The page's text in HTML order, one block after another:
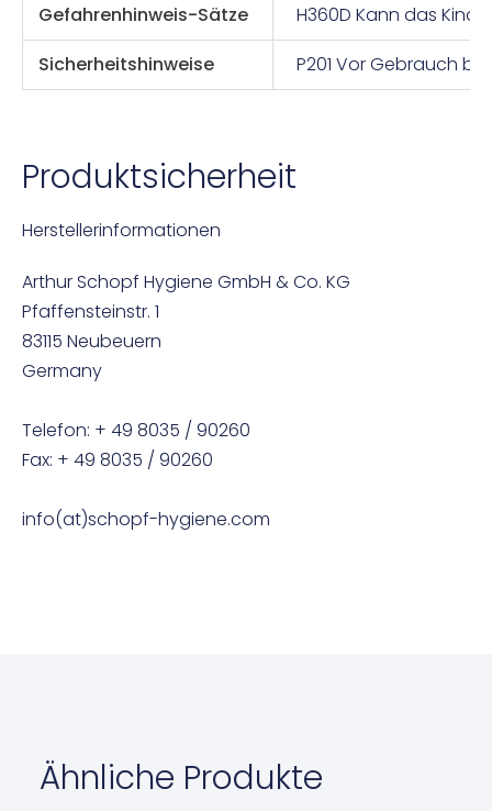
Gefahrenhinweis-Sätze
H360D Kann das
Sicherheitshinweise
P201 Vor Gebrauch
Produktsicherheit
Herstellerinformationen
Arthur Schopf Hygiene GmbH & Co. KG
Pfaffensteinstr. 1
83115 Neubeuern
Germany
Telefon: + 49 8035 / 90260
Fax: + 49 8035 / 90260
info(at)schopf-hygiene.com
Ähnliche Produkte